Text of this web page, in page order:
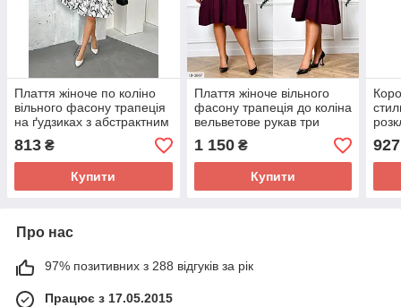
Плаття жіноче по коліно
вільного фасону трапеція
на ґудзиках з абстрактним
принтом рукав 3/4 розміри
42-56
813 ₴
Купити
Плаття жіноче вільного
фасону трапеція до коліна
вельветове рукав три
чверті великі розміри 48-
66
1 150₴
Купити
три
927
Про нас
97% позитивних з 288 відгуків за рік
Працює з 17.05.2015